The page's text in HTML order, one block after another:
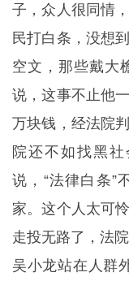
子，众人很同情
民打白条，没想
空文，那些戴大
说，这事不止他
万块钱，经法院
院还不如找黑
说，“法律白条”
家。这个人太可
走投无路了，法
吴小龙站在人群